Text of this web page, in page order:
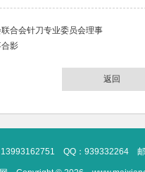
合会针刀专业委员会理事
影
返回
QQ：939332264